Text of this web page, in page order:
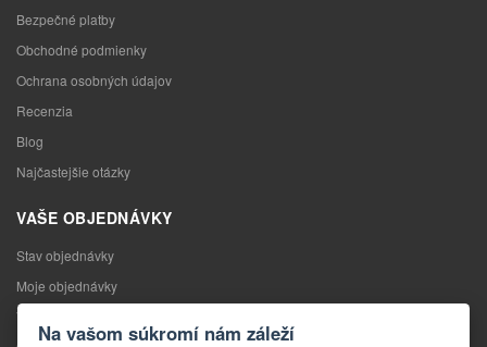
Bezpečné platby
Obchodné podmienky
Ochrana osobných údajov
Recenzia
Blog
Najčastejšie otázky
VAŠE OBJEDNÁVKY
Stav objednávky
Moje objednávky
Výmena tovaru
Na vašom súkromí nám záleží